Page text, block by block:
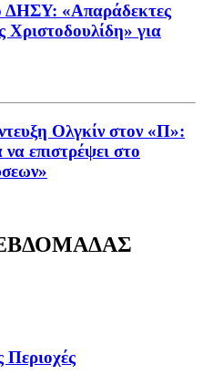
ΔΗΣΥ: «Απαράδεκτες
Χριστοδουλίδη» για
Ολγκίν στον «Π»:
να επιστρέψει στο
Περιοχές